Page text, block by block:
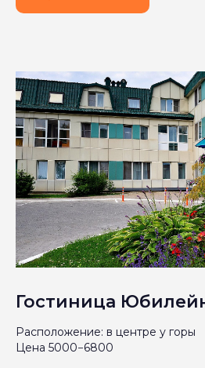
Гостиница
Расположение: в центре у горы
Цена 5000−6800